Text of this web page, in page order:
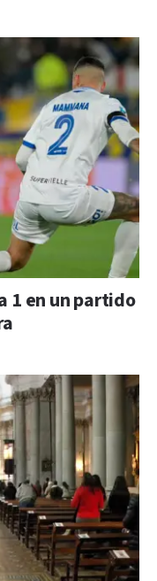
1 en un partido